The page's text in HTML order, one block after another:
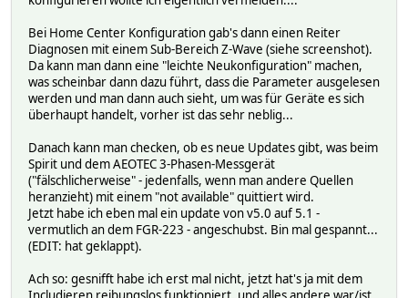
Bei Home Center Konfiguration gab's dann einen Reiter
Diagnosen mit einem Sub-Bereich Z-Wave (siehe screenshot).
Da kann man dann eine "leichte Neukonfiguration" machen,
was scheinbar dann dazu führt, dass die Parameter ausgelesen
werden und man dann auch sieht, um was für Geräte es sich
überhaupt handelt, vorher ist das sehr neblig...
Danach kann man checken, ob es neue Updates gibt, was beim
Spirit und dem AEOTEC 3-Phasen-Messgerät
("fälschlicherweise" - jedenfalls, wenn man andere Quellen
heranzieht) mit einem "not available" quittiert wird.
Jetzt habe ich eben mal ein update von v5.0 auf 5.1 -
vermutlich an dem FGR-223 - angeschubst. Bin mal gespannt...
(EDIT: hat geklappt).
Ach so: gesnifft habe ich erst mal nicht, jetzt hat's ja mit dem